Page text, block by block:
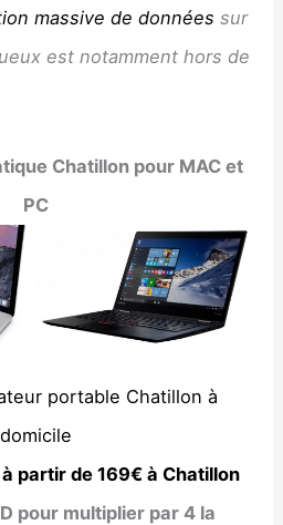
massive de données sur
est notamment hors de
Chatillon pour MAC et
PC
portable Chatillon à
domicile
partir de 169€ à Chatillon
pour multiplier par 4 la